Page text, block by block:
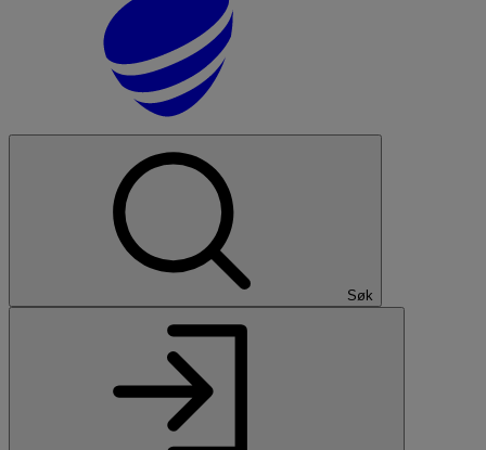
Søk